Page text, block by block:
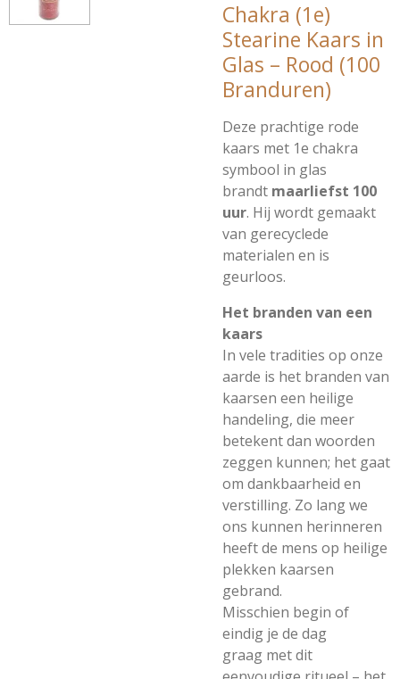
Chakra (1e)
Stearine Kaars in
Glas – Rood (100
Branduren)
Deze prachtige rode
kaars met 1e chakra
symbool in glas
brandt maarliefst 100
uur. Hij wordt gemaakt
van gerecyclede
materialen en is
geurloos.
Het branden van een
kaars
In vele tradities op onze
aarde is het branden van
kaarsen een heilige
handeling, die meer
betekent dan woorden
zeggen kunnen; het gaat
om dankbaarheid en
verstilling. Zo lang we
ons kunnen herinneren
heeft de mens op heilige
plekken kaarsen
gebrand.
Misschien begin of
eindig je de dag
graag met dit